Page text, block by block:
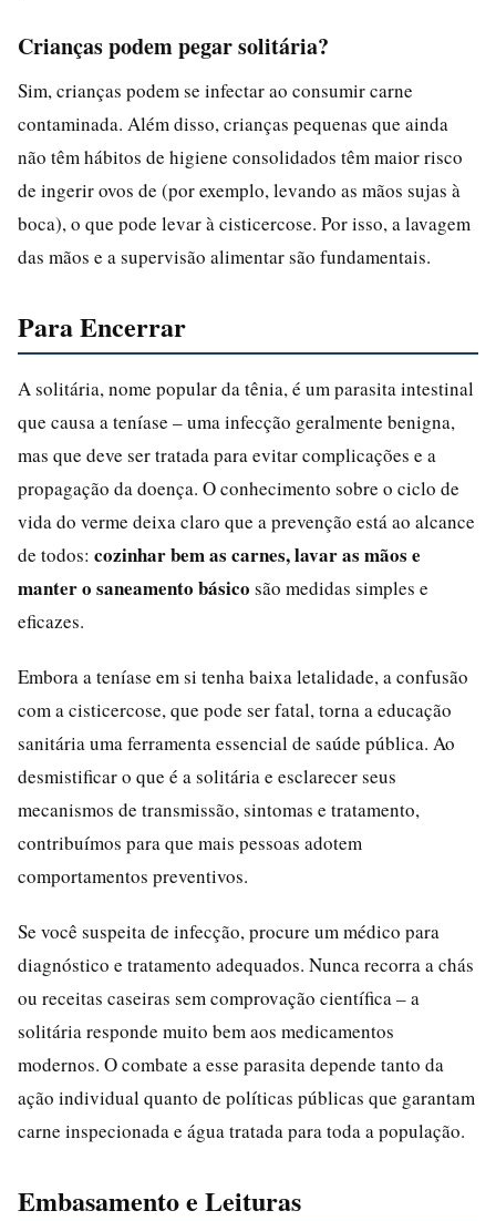
Crianças podem pegar solitária?
Sim, crianças podem se infectar ao consumir carne
contaminada. Além disso, crianças pequenas que ainda
não têm hábitos de higiene consolidados têm maior risco
de ingerir ovos de (por exemplo, levando as mãos sujas à
boca), o que pode levar à cisticercose. Por isso, a lavagem
das mãos e a supervisão alimentar são fundamentais.
Para Encerrar
A solitária, nome popular da tênia, é um parasita intestinal
que causa a teníase – uma infecção geralmente benigna,
mas que deve ser tratada para evitar complicações e a
propagação da doença. O conhecimento sobre o ciclo de
vida do verme deixa claro que a prevenção está ao alcance
de todos: cozinhar bem as carnes, lavar as mãos e
manter o saneamento básico são medidas simples e
eficazes.
Embora a teníase em si tenha baixa letalidade, a confusão
com a cisticercose, que pode ser fatal, torna a educação
sanitária uma ferramenta essencial de saúde pública. Ao
desmistificar o que é a solitária e esclarecer seus
mecanismos de transmissão, sintomas e tratamento,
contribuímos para que mais pessoas adotem
comportamentos preventivos.
Se você suspeita de infecção, procure um médico para
diagnóstico e tratamento adequados. Nunca recorra a chás
ou receitas caseiras sem comprovação científica – a
solitária responde muito bem aos medicamentos
modernos. O combate a esse parasita depende tanto da
ação individual quanto de políticas públicas que garantam
carne inspecionada e água tratada para toda a população.
Embasamento e Leituras